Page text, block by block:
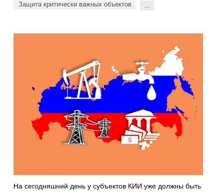
Защита критически важных объектов ...
На сегодняшний день у субъектов КИИ уже должны быть